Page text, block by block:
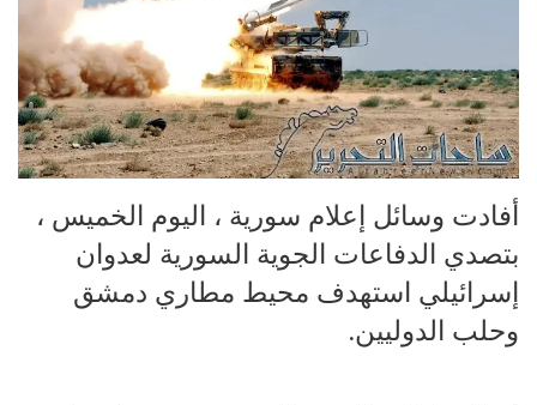
أفادت وسائل إعلام سورية ، اليوم الخميس ،
بتصدي الدفاعات الجوية السورية لعدوان
إسرائيلي استهدف محيط مطاري دمشق
وحلب الدوليين.